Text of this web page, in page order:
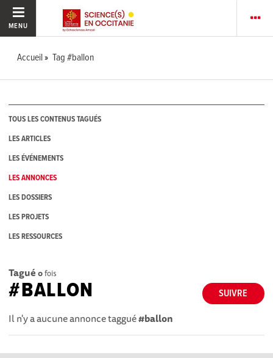
MENU
Accueil Tag #ballon
TOUS LES CONTENUS TAGUÉS
LES ARTICLES
LES ÉVÉNEMENTS
LES ANNONCES
LES DOSSIERS
LES PROJETS
LES RESSOURCES
Tagué 0fois
SUIVRE
#BALLON
Il n'y a aucune annonce taggué#ballon